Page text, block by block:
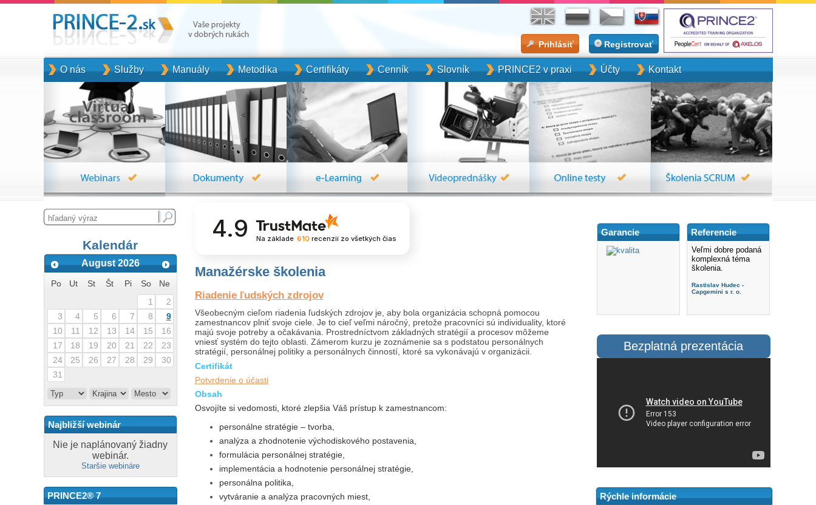
Prihlásiť Registrovať
O nás Služby Manuály Metodika Certifikáty Cenník Slovník PRINCE2 v praxi Účty Kontakt
Kalendár
August 2026
Po Ut St Št Pi So
Ne
1
2
3
4 5 6 7 8
9
10
11 12 13 14 15
16
17
18 19 20 21 22
23
24
25 26 27 28 29
30
31
Najbližší webinár
Nie je naplánovaný žiadny
webinár.
Staršie webináre
PRINCE2® 7
4.9 Na základe 610 recenzií zo všetkých čias
Manažérske školenia
Riadenie ľudských zdrojov
Všeobecným cieľom riadenia ľudských zdrojov je, aby bola organizácia schopná pomocou
zamestnancov plniť svoje ciele. Je to cieľ veľmi náročný, pretože pracovníci sú individuality, ktoré
majú svoje potreby a očakávania. Prostredníctvom základných stratégií a procesov môžeme
vniesť systém do tejto oblasti. Zámerom kurzu je zoznámenie sa s podstatou personálnych
stratégií, personálnej politiky a personálnych činností, ktoré sa vykonávajú v organizácii.
Certifikát
Potvrdenie o účasti
Obsah
Osvojíte si vedomosti, ktoré zlepšia Váš prístup k zamestnancom:
personálne stratégie – tvorba,
analýza a zhodnotenie východiskového postavenia,
formulácia personálnej stratégie,
implementácia a hodnotenie personálnej stratégie,
personálna politika,
vytváranie a analýza pracovných miest,
Garancie Referencie
Veľmi dobre podaná
komplexná téma
školenia.
Rastislav Hudec -
Capgemini s r. o.
Bezplatná prezentácia
Rýchle informácie